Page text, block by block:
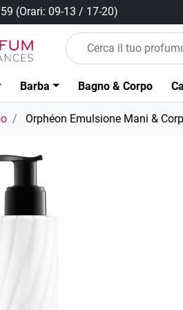
(Orari: 09-13 / 17-20)
Barba Bagno & Corpo
Orphéon Emulsione Mani &